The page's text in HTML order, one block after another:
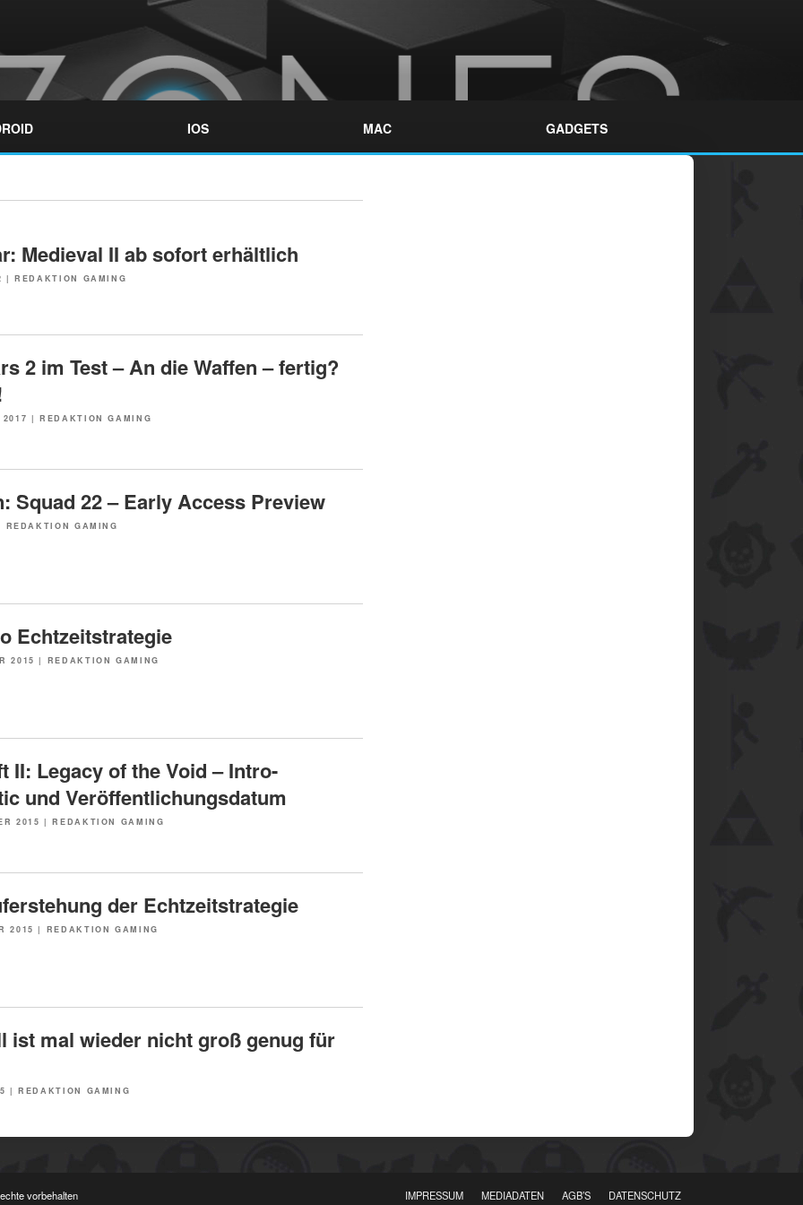
IOS MAC GADGETS
Medieval II ab sofort erhältlich
|REDAKTION GAMING
2 im Test – An die Waffen – fertig?
|REDAKTION GAMING
Squad 22 – Early Access Preview
REDAKTION GAMING
Echtzeitstrategie
2015 | REDAKTION GAMING
II: Legacy of the Void – Intro-
und Veröffentlichungsdatum
2015 |REDAKTION GAMING
der Echtzeitstrategie
2015 | REDAKTION GAMING
ist mal wieder nicht groß genug für
|REDAKTION GAMING
vorbehalten IMPRESSUM MEDIADATEN AGB’S DATENSCHUTZ